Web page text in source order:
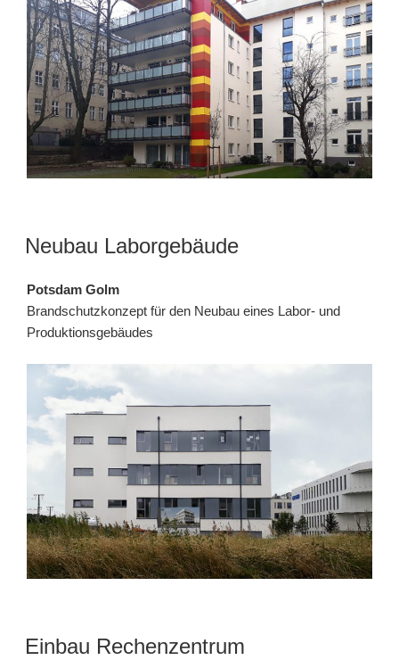
Neubau Laborgebäude
Potsdam Golm
Brandschutzkonzept für den Neubau eines Labor- und
Produktionsgebäudes
Einbau Rechenzentrum